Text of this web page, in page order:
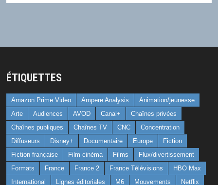
ÉTIQUETTES
Amazon Prime Video Ampere Analysis
Animation/jeunesse
Arte
Audiences AVOD Canal+
Chaînes privées
Chaînes publiques
Chaînes TV CNC
Concentration
Diffuseurs
Disney+ Documentaire Europe
Fiction
Fiction française
Film cinéma Films
Flux/divertissement
Formats
France France 2 France Télévisions
HBO Max
International
Lignes éditoriales M6 Mouvements Netflix